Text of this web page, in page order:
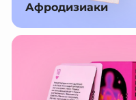
Афродизиаки